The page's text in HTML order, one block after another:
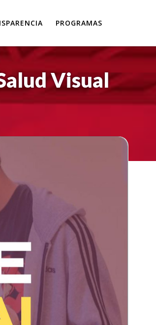
PROGRAMAS
Visual